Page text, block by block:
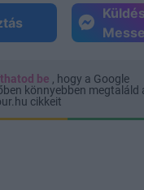
Küldés
be , hogy a Google
könnyebben megtaláld
cikkeit